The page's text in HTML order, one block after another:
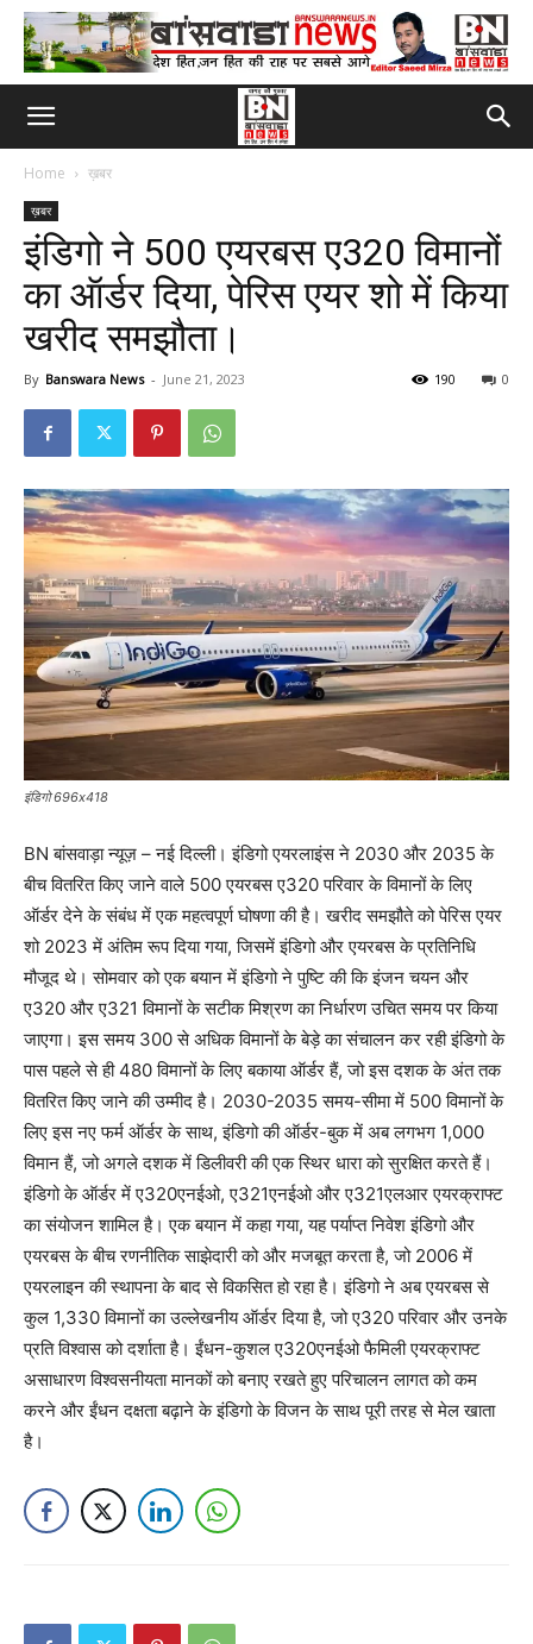
Home ख़बर
ख़बर
इंडिगो ने 500 एयरबस ए320 विमानों
का ऑर्डर दिया, पेरिस एयर शो में किया
खरीद समझौता।
By Banswara News - June 21, 2023 0
190
इंडिगो 696x418
BN बांसवाड़ा न्यूज़ – नई दिल्ली। इंडिगो एयरलाइंस ने 2030 और 2035 के
बीच वितरित किए जाने वाले 500 एयरबस ए320 परिवार के विमानों के लिए
ऑर्डर देने के संबंध में एक महत्वपूर्ण घोषणा की है। खरीद समझौते को पेरिस एयर
शो 2023 में अंतिम रूप दिया गया, जिसमें इंडिगो और एयरबस के प्रतिनिधि
मौजूद थे। सोमवार को एक बयान में इंडिगो ने पुष्टि की कि इंजन चयन और
ए320 और ए321 विमानों के सटीक मिश्रण का निर्धारण उचित समय पर किया
जाएगा। इस समय 300 से अधिक विमानों के बेड़े का संचालन कर रही इंडिगो के
पास पहले से ही 480 विमानों के लिए बकाया ऑर्डर हैं, जो इस दशक के अंत तक
वितरित किए जाने की उम्मीद है। 2030-2035 समय-सीमा में 500 विमानों के
लिए इस नए फर्म ऑर्डर के साथ, इंडिगो की ऑर्डर-बुक में अब लगभग 1,000
विमान हैं, जो अगले दशक में डिलीवरी की एक स्थिर धारा को सुरक्षित करते हैं।
इंडिगो के ऑर्डर में ए320एनईओ, ए321एनईओ और ए321एलआर एयरक्राफ्ट
का संयोजन शामिल है। एक बयान में कहा गया, यह पर्याप्त निवेश इंडिगो और
एयरबस के बीच रणनीतिक साझेदारी को और मजबूत करता है, जो 2006 में
एयरलाइन की स्थापना के बाद से विकसित हो रहा है। इंडिगो ने अब एयरबस से
कुल 1,330 विमानों का उल्लेखनीय ऑर्डर दिया है, जो ए320 परिवार और उनके
प्रति विश्वास को दर्शाता है। ईंधन-कुशल ए320एनईओ फैमिली एयरक्राफ्ट
असाधारण विश्वसनीयता मानकों को बनाए रखते हुए परिचालन लागत को कम
करने और ईंधन दक्षता बढ़ाने के इंडिगो के विजन के साथ पूरी तरह से मेल खाता
है।